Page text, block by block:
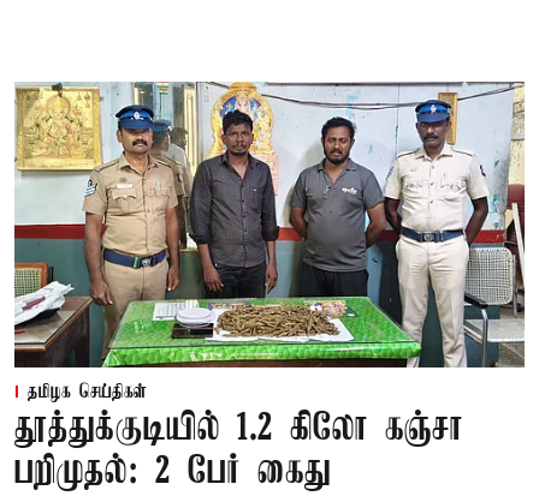
தமிழக செய்திகள்
தூத்துக்குடியில் 1.2 கிலோ கஞ்சா
பறிமுதல்: 2 பேர் கைது